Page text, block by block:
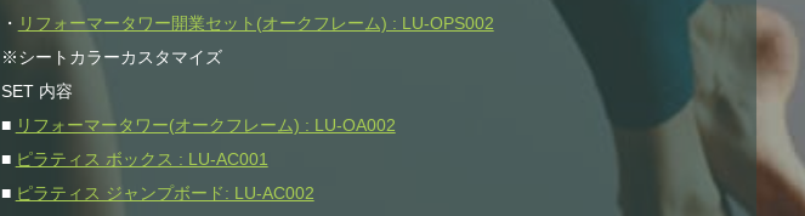
・ リフォーマータワー開業セット(オークフレーム) : LU-OPS002
※シートカラーカスタマイズ
SET 内容
■ リフォーマータワー(オークフレーム) : LU-OA002
■ ピラティス ボックス : LU-AC001
■ ピラティス ジャンプボード: LU-AC002